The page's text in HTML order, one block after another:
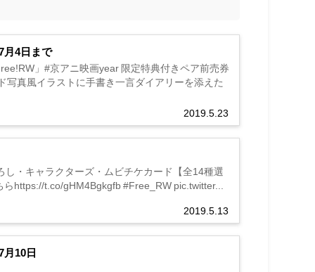
月4日まで
2019.5.23
」#京アニ映画year 限定特典付きペア前売券
真風イラストに手書き一言ダイアリーを添えた
2019.5.13
・キャラクターズ・ムビチケカード【全14種選
https://t.co/gHM4Bgkgfb #Free_RW pic.twitter...
10日